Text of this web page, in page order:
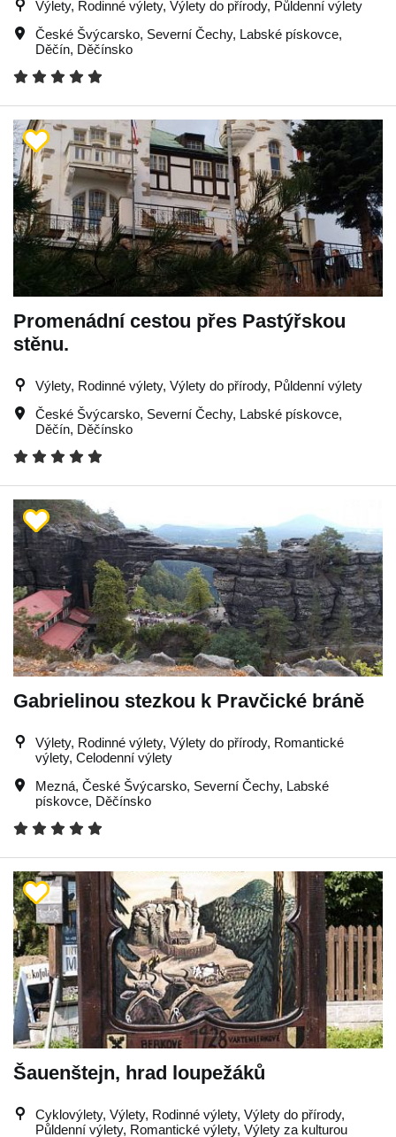
Výlety, Rodinné výlety, Výlety do přírody, Půldenní výlety
České Švýcarsko, Severní Čechy, Labské pískovce,
Děčín, Děčínsko
Promenádní cestou přes Pastýřskou
stěnu.
Výlety, Rodinné výlety, Výlety do přírody, Půldenní výlety
České Švýcarsko, Severní Čechy, Labské pískovce,
Děčín, Děčínsko
Gabrielinou stezkou k Pravčické bráně
Výlety, Rodinné výlety, Výlety do přírody, Romantické
výlety, Celodenní výlety
Mezná, České Švýcarsko, Severní Čechy, Labské
pískovce, Děčínsko
Šauenštejn, hrad loupežáků
Cyklovýlety, Výlety, Rodinné výlety, Výlety do přírody,
Půldenní výlety, Romantické výlety, Výlety za kulturou